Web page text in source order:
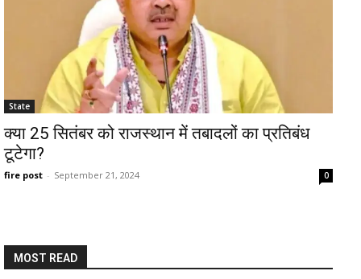
State
क्या 25 सितंबर को राजस्थान में तबादलों का प्रतिबंध
टूटेगा?
fire post - September 21, 2024 0
MOST READ